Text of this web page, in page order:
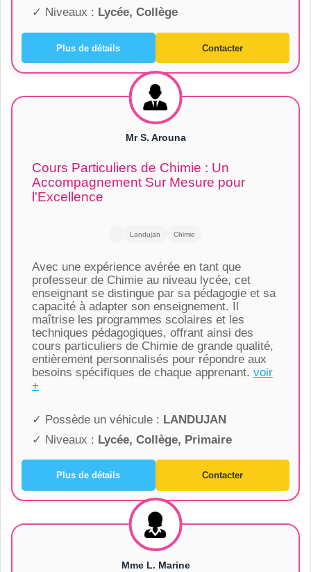
✓ Niveaux : Lycée, Collège
Plus de détails Contacter
Mr S. Arouna
Cours Particuliers de Chimie : Un
Accompagnement Sur Mesure pour
l'Excellence
Landujan Chimie
Avec une expérience avérée en tant que
professeur de Chimie au niveau lycée, cet
enseignant se distingue par sa pédagogie et sa
capacité à adapter son enseignement. Il
maîtrise les programmes scolaires et les
techniques pédagogiques, offrant ainsi des
cours particuliers de Chimie de grande qualité,
entièrement personnalisés pour répondre aux
besoins spécifiques de chaque apprenant. voir
+
✓ Possède un véhicule : LANDUJAN
✓ Niveaux : Lycée, Collège, Primaire
Plus de détails Contacter
Mme L. Marine